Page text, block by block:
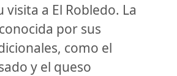
a El Robledo. La
por sus
como el
y el queso